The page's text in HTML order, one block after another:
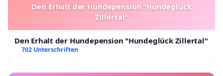
Den Erhalt der Hundepension "Hundeglück
Zillertal"
Den Erhalt der Hundepension "Hundeglück Zillertal"
702 Unterschriften